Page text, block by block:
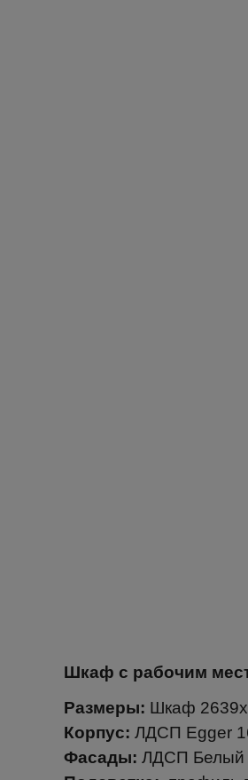
Шкаф с рабочим
Размеры: Шкаф
Корпус: ЛДСП Egger
Фасады: ЛДСП Белый